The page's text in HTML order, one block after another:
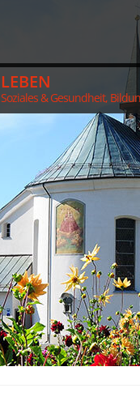
LEBEN
Soziales & Gesundheit,